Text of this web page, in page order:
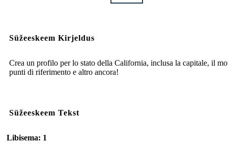
Süžeeskeem Kirjeldus
Crea un profilo per lo stato della California, inclusa la capitale, il
punti di riferimento e altro ancora!
Süžeeskeem Tekst
Libisema: 1